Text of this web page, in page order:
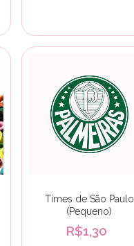
Times de São Paulo
(Pequeno)
R$1,30